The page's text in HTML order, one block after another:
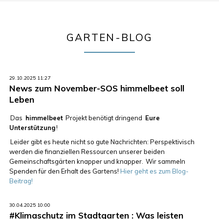
GARTEN-BLOG
29.10.2025 11:27
News zum November-SOS himmelbeet soll
Leben
Das himmelbeet Projekt benötigt dringend Eure
Unterstützung!
Leider gibt es heute nicht so gute Nachrichten: Perspektivisch
werden die finanziellen Ressourcen unserer beiden
Gemeinschaftsgärten knapper und knapper. Wir sammeln
Spenden für den Erhalt des Gartens! Hier geht es zum Blog-
Beitrag!
30.04.2025 10:00
#Klimaschutz im Stadtgarten : Was leisten